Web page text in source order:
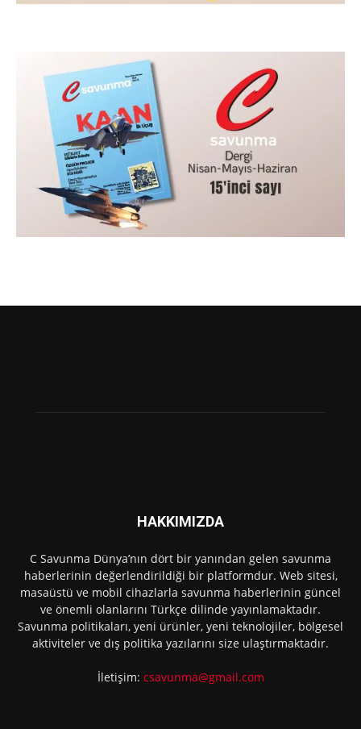
HAKKIMIZDA
C Savunma Dünya’nın dört bir yanından gelen savunma
haberlerinin değerlendirildiği bir platformdur. Web sitesi,
masaüstü ve mobil cihazlarla savunma haberlerinin güncel
ve önemli olanlarını Türkçe dilinde yayınlamaktadır.
Savunma politikaları, yeni ürünler, yeni teknolojiler, bölgesel
aktiviteler ve dış politika yazılarını size ulaştırmaktadır.
İletişim: csavunma@gmail.com